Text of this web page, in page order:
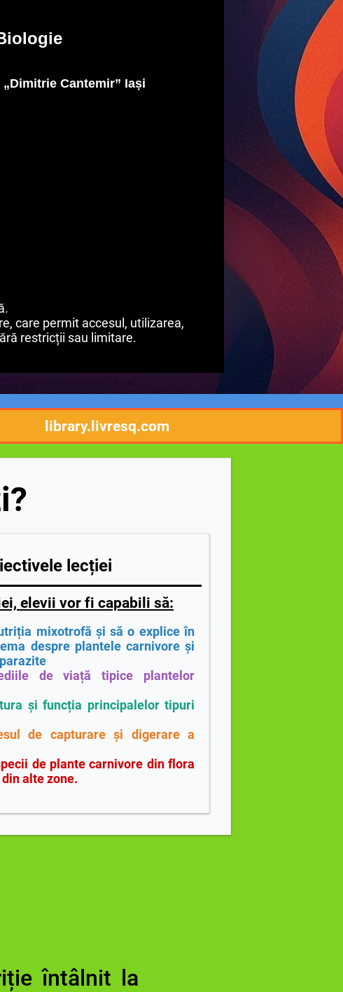
Cantemir” Iași
care permit accesul, utilizarea,
restricții sau limitare.
library.livresq.com
lecției
elevii vor fi capabili să:
mixotrofă și să o explice în
despre plantele carnivore și
de viață tipice plantelor
și funcția principalelor tipuri
de capturare și digerare a
de plante carnivore din flora
alte zone.
întâlnit la